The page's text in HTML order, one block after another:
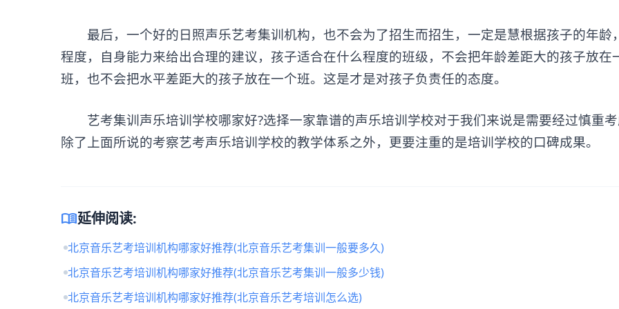
最后，一个好的日照声乐艺考集训机构，也不会为了招生而招生，一定是慧根据孩子的年龄
程度，自身能力来给出合理的建议，孩子适合在什么程度的班级，不会把年龄差距大的孩子放在
班，也不会把水平差距大的孩子放在一个班。这是才是对孩子负责任的态度。
艺考集训声乐培训学校哪家好?选择一家靠谱的声乐培训学校对于我们来说是需要经过慎重考
除了上面所说的考察艺考声乐培训学校的教学体系之外，更要注重的是培训学校的口碑成果。
menu_book延伸阅读:
北京音乐艺考培训机构哪家好推荐(北京音乐艺考集训一般要多久)
北京音乐艺考培训机构哪家好推荐(北京音乐艺考集训一般多少钱)
北京音乐艺考培训机构哪家好推荐(北京音乐艺考培训怎么选)